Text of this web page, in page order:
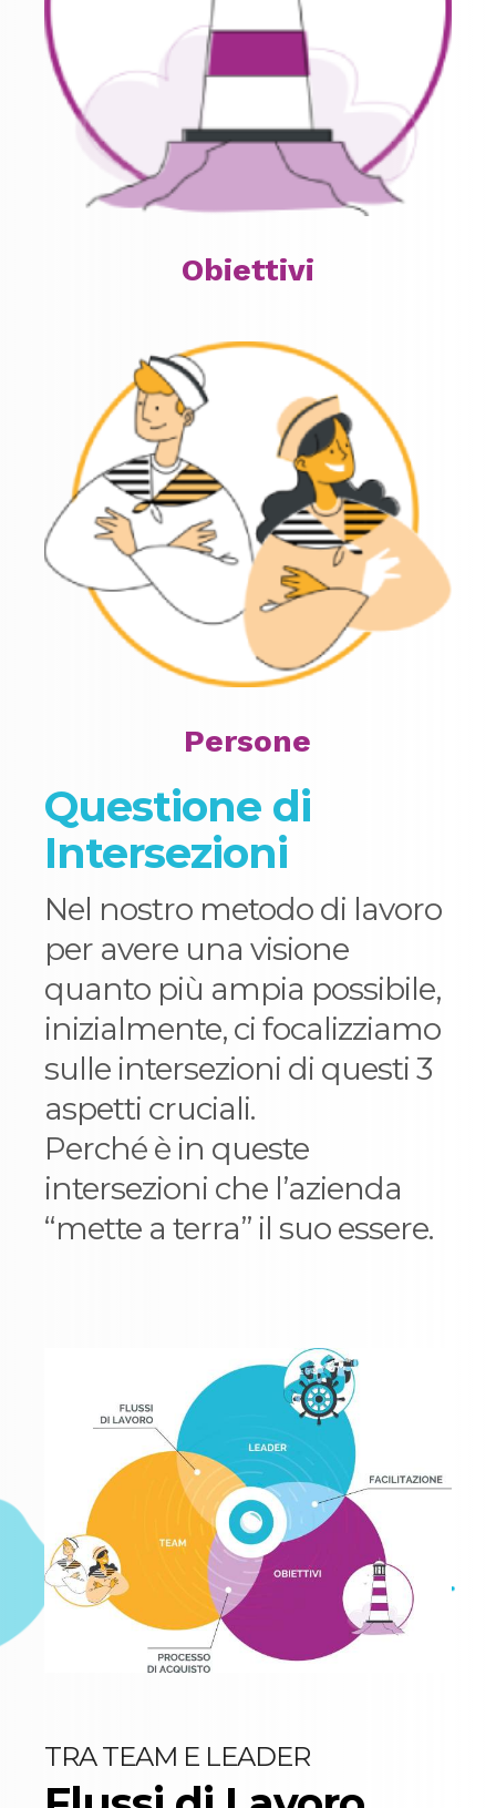
Obiettivi
Persone
Questione di
Intersezioni
Nel nostro metodo di lavoro
per avere una visione
quanto più ampia possibile,
inizialmente, ci focalizziamo
sulle intersezioni di questi 3
aspetti cruciali.
Perché è in queste
intersezioni che l’azienda
“mette a terra” il suo essere.
TRA TEAM E LEADER